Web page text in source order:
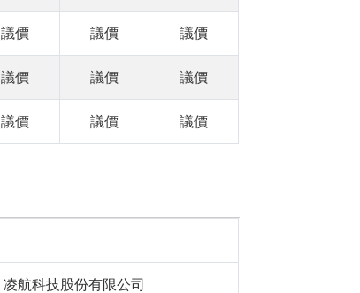
議價 議價 議價
議價 議價 議價
議價 議價 議價
凌航科技股份有限公司